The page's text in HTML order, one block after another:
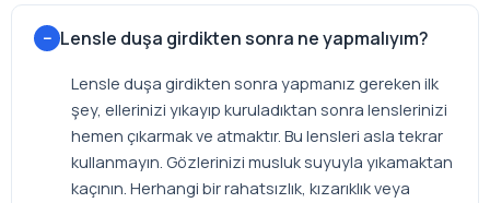
Lensle duşa girdikten sonra ne yapmalıyım?
Lensle duşa girdikten sonra yapmanız gereken ilk
şey, ellerinizi yıkayıp kuruladıktan sonra lenslerinizi
hemen çıkarmak ve atmaktır. Bu lensleri asla tekrar
kullanmayın. Gözlerinizi musluk suyuyla yıkamaktan
kaçının. Herhangi bir rahatsızlık, kızarıklık veya